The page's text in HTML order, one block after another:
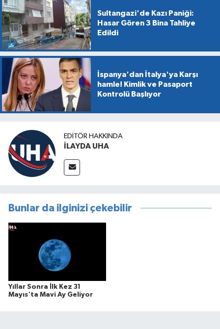
Sultangazi'de Kazı Paniği:
Hasar Gören 3 Bina Tahliye
Edildi
İspanya'dan İtalya'ya Karşı
hamle! Kimlik ve Pasaport
Kontrolü Başlıyor
EDITÖR HAKKINDA
İLAYDA UHA
Bunlar da ilginizi çekebilir
Yıllar Sonra İlk Kez 31
Mayıs'ta Mavi Ay Geliyor